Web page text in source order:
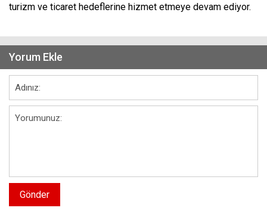
turizm ve ticaret hedeflerine hizmet etmeye devam ediyor.
Yorum Ekle
Gönder